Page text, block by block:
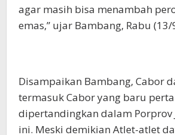
agar masih bisa menambah
emas,” ujar Bambang, Rabu
Disampaikan Bambang, Cabor
termasuk Cabor yang baru
dipertandingkan dalam Porprov
ini. Meski demikian Atlet-atlet